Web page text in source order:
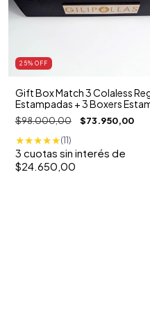
25% OFF
Gift Box Match 3 Colaless
Estampadas + 3 Boxers
$98.000,00 $73.950,00
★★★★★(11)
3 cuotas sin interés de
$24.650,00